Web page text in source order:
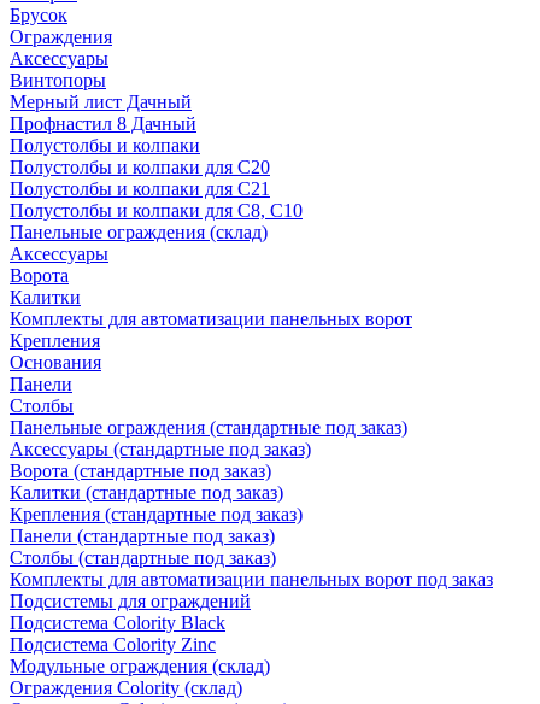
Брусок
Ограждения
Аксессуары
Винтопоры
Мерный лист Дачный
Профнастил 8 Дачный
Полустолбы и колпаки
Полустолбы и колпаки для С20
Полустолбы и колпаки для С21
Полустолбы и колпаки для С8, С10
Панельные ограждения (склад)
Аксессуары
Ворота
Калитки
Комплекты для автоматизации панельных ворот
Крепления
Основания
Панели
Столбы
Панельные ограждения (стандартные под заказ)
Аксессуары (стандартные под заказ)
Ворота (стандартные под заказ)
Калитки (стандартные под заказ)
Крепления (стандартные под заказ)
Панели (стандартные под заказ)
Столбы (стандартные под заказ)
Комплекты для автоматизации панельных ворот под заказ
Подсистемы для ограждений
Подсистема Colority Black
Подсистема Colority Zinc
Модульные ограждения (склад)
Ограждения Colority (склад)